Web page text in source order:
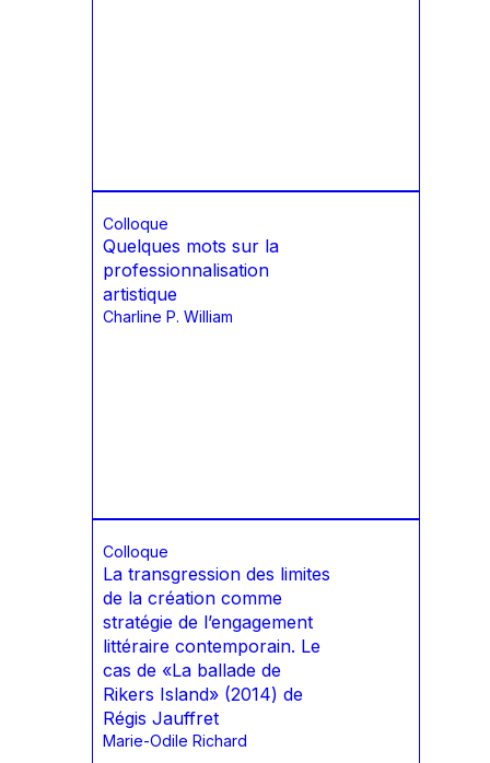
Colloque
Quelques mots sur la
professionnalisation
artistique
Charline P. William
Colloque
La transgression des limites
de la création comme
stratégie de l’engagement
littéraire contemporain. Le
cas de «La ballade de
Rikers Island» (2014) de
Régis Jauffret
Marie-Odile Richard